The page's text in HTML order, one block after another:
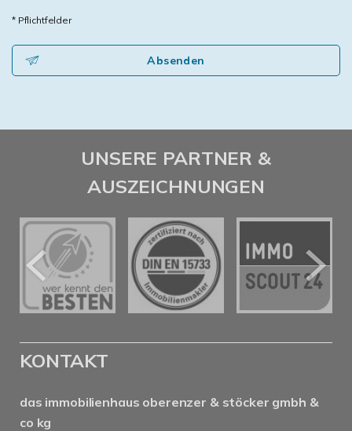
* Pflichtfelder
Absenden
UNSERE PARTNER &
AUSZEICHNUNGEN
KONTAKT
das immobilienhaus oberenzer & stöcker gmbh &
co kg